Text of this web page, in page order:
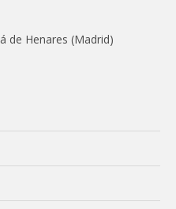
de Henares (Madrid)